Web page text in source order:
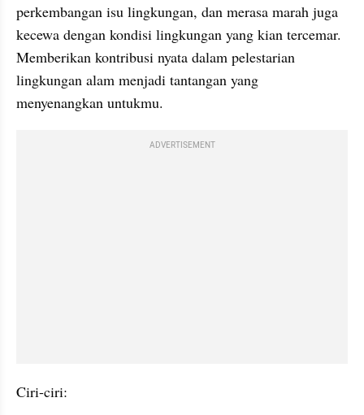
perkembangan isu lingkungan, dan merasa marah juga
kecewa dengan kondisi lingkungan yang kian tercemar.
Memberikan kontribusi nyata dalam pelestarian
lingkungan alam menjadi tantangan yang
menyenangkan untukmu.
ADVERTISEMENT
Ciri-ciri: